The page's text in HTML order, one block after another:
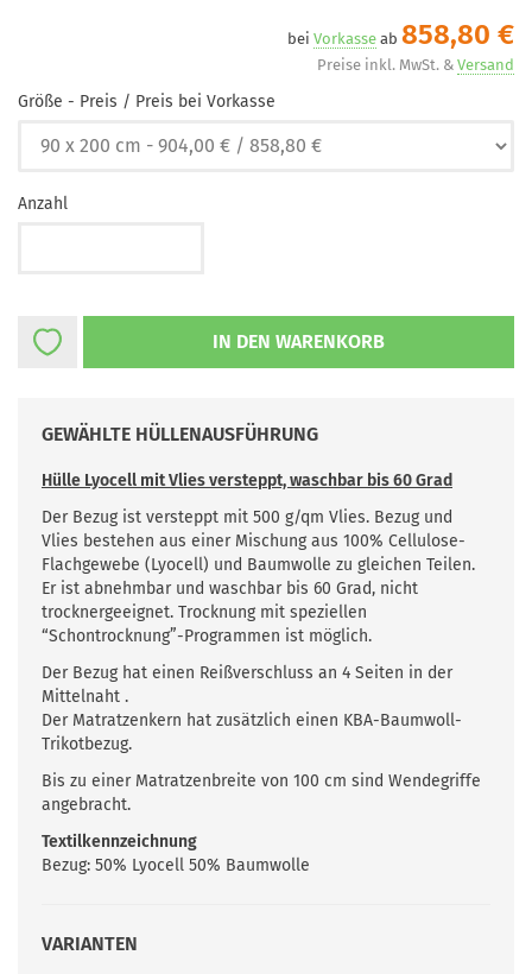
bei Vorkasse ab 858,80 €
Preise inkl. MwSt. & Versand
Größe - Preis / Preis bei Vorkasse
Anzahl
GEWÄHLTE HÜLLENAUSFÜHRUNG
Hülle Lyocell mit Vlies versteppt, waschbar bis 60 Grad
Der Bezug ist versteppt mit 500 g/qm Vlies. Bezug und
Vlies bestehen aus einer Mischung aus 100% Cellulose-
Flachgewebe (Lyocell) und Baumwolle zu gleichen Teilen.
Er ist abnehmbar und waschbar bis 60 Grad, nicht
trocknergeeignet. Trocknung mit speziellen
“Schontrocknung”-Programmen ist möglich.
Der Bezug hat einen Reißverschluss an 4 Seiten in der
Mittelnaht .
Der Matratzenkern hat zusätzlich einen KBA-Baumwoll-
Trikotbezug.
Bis zu einer Matratzenbreite von 100 cm sind Wendegriffe
angebracht.
Textilkennzeichnung
Bezug: 50% Lyocell 50% Baumwolle
VARIANTEN